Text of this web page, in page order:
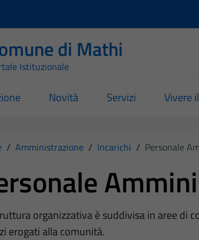
di Mathi
Istituzionale
Novità Servizi Vivere
/ Amministrazione / Incarichi / Personale
organizzativa è suddivisa in aree di
erogati alla comunità.